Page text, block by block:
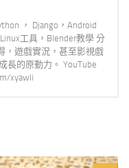
， Django，Android
工具，Blender教學 分
，遊戲實況，甚至影視戲
長的原動力。 YouTube
xyawli